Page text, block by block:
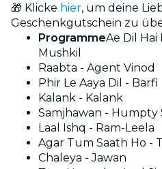
🎁 Klicke hier, um deine
Geschenkgutschein zu
ProgrammeAe Dil Hai
Mushkil
Raabta - Agent Vinod
Phir Le Aaya Dil - Barfi
Kalank - Kalank
Samjhawan - Humpty
Laal Ishq - Ram-Leela
Agar Tum Saath Ho -
Chaleya - Jawan